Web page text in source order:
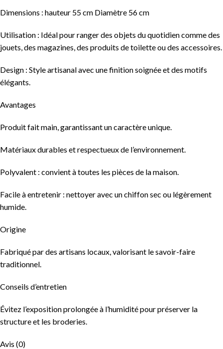
Dimensions : hauteur 55 cm Diamètre 56 cm
Utilisation : Idéal pour ranger des objets du quotidien comme des
jouets, des magazines, des produits de toilette ou des accessoires.
Design : Style artisanal avec une finition soignée et des motifs
élégants.
Avantages
Produit fait main, garantissant un caractère unique.
Matériaux durables et respectueux de l’environnement.
Polyvalent : convient à toutes les pièces de la maison.
Facile à entretenir : nettoyer avec un chiffon sec ou légèrement
humide.
Origine
Fabriqué par des artisans locaux, valorisant le savoir-faire
traditionnel.
Conseils d’entretien
Évitez l’exposition prolongée à l’humidité pour préserver la
structure et les broderies.
Avis (0)